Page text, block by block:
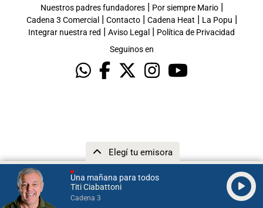
Una mañana para todos
Titi Ciabattoni
Cadena 3
Elegí tu emisora
Nuestros padres fundadores| Por siempre Mario|
Cadena 3 Comercial | Contacto| Cadena Heat | La Popu |
Integrar nuestra red | Aviso Legal | Política de Privacidad
Seguinos en